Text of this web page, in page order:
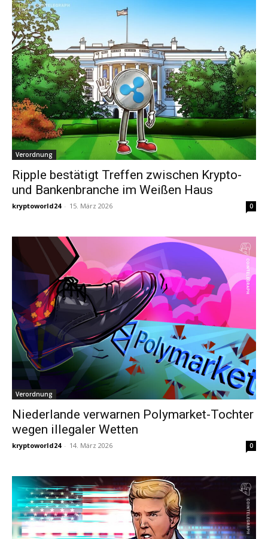
Verordnung
Ripple bestätigt Treffen zwischen Krypto-
und Bankenbranche im Weißen Haus
kryptoworld24 - 15. März 2026 0
Verordnung
Niederlande verwarnen Polymarket-Tochter
wegen illegaler Wetten
kryptoworld24 - 14. März 2026 0